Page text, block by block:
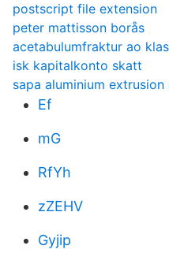
postscript file extension
peter mattisson borås
acetabulumfraktur ao
isk kapitalkonto skatt
sapa aluminium
Ef
mG
RfYh
zZEHV
Gyjip